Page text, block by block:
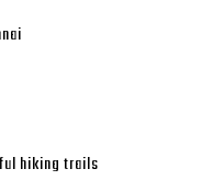
hiking trails